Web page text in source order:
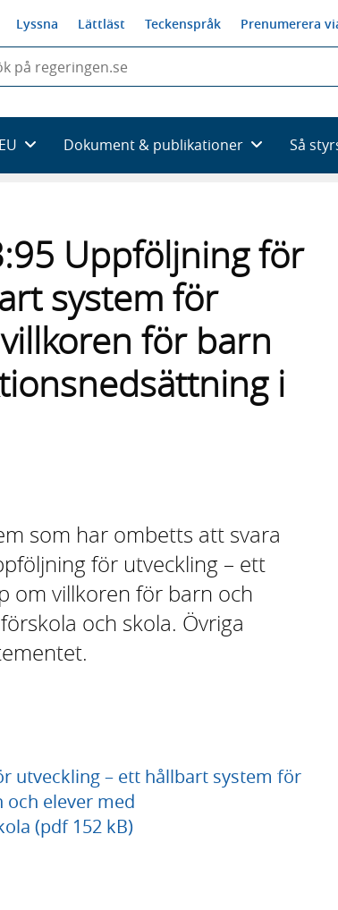
Lyssna Lättläst Teckenspråk Prenumerera
Dokument & publikationer Så
Uppföljning för
system för
för barn
i
som har ombetts att svara
för utveckling – ett
om villkoren för barn och
och skola. Övriga
utveckling – ett hållbart system för
elever med
(pdf 152 kB)